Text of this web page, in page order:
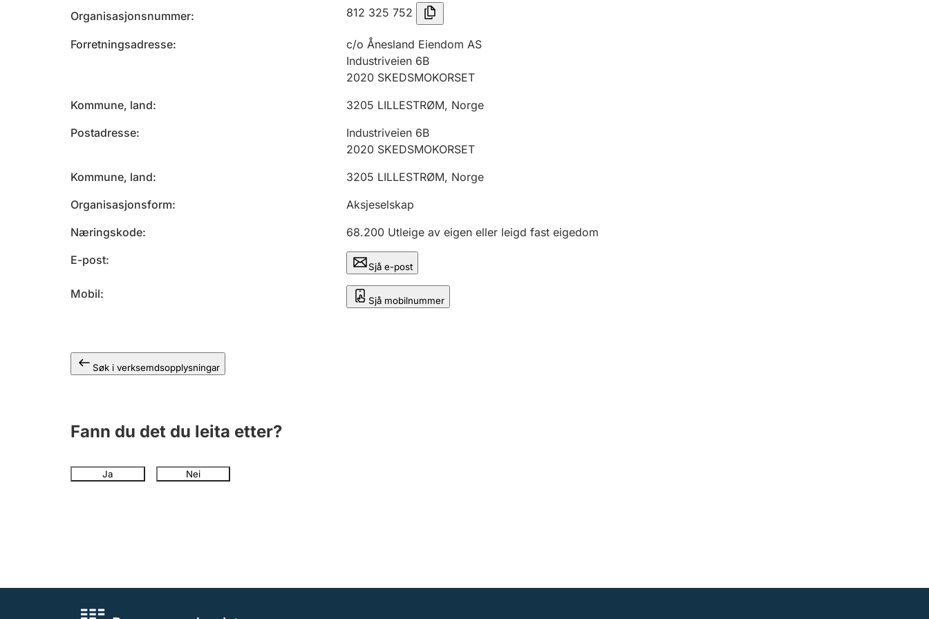
Organisasjonsnummer 812 325 752
Forretningsadresse
c/o Ånesland Eiendom AS
Industriveien 6B
2020 SKEDSMOKORSET
Kommune, land
3205 LILLESTRØM, Norge
Postadresse
Industriveien 6B
2020 SKEDSMOKORSET
Kommune, land
3205 LILLESTRØM, Norge
Organisasjonsform
Aksjeselskap
Næringskode
68.200 Utleige av eigen eller leigd fast eigedom
E-post
Sjå e-post
Mobil Sjå mobilnummer
Søk i verksemdsopplysningar
Fann du det du leita etter?
Ja Nei